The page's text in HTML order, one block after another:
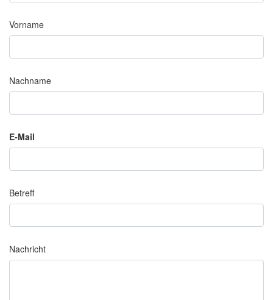
Vorname
Nachname
E-Mail
Betreff
Nachricht